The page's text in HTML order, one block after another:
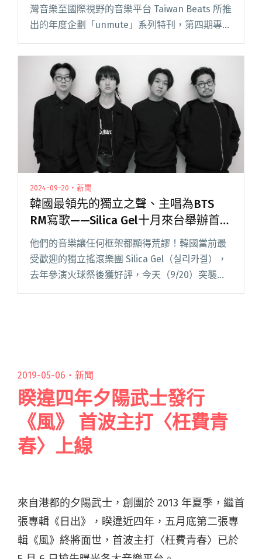
灣音樂至國際視野的音樂平台 Taiwan Beats 所推
出的年度企劃「unmute」系列特刊，第四期專訪
Mong Tong 這對彰化兄弟檔，看他們如何將神秘
的因緣，轉化為慎密的音源並直面全世界。閱讀
全文 "Taiwan Beats年度特刊《unmute》第四期
Mong Tong談取經東南亞音樂的新作《Indies
印》"
2024-09-20・新聞
韓國最領先的獨立之聲、主唱為BTS
RM寫歌——Silica Gel十月來台舉辦首次
台灣專場！
他們的音樂讓任何框架都顯得荒謬！韓國當前最
受歡迎的獨立搖滾樂團 Silica Gel（실리카겔），
去年參演火球祭後獲好評，今天（9/20）突襲宣
布將在 10 月 25 日首次舉辦台灣專場！ 由金韓
2019-05-06・ 新聞
睽違四年夕陽武士發行
《風》 首波主打〈枉費青
春〉上線
來自港都的夕陽武士，創團於 2013 年夏季，繼首
張專輯《日出》，睽違近四年，五月底第二張專
輯《風》終將面世，首波主打〈枉費青春〉已於